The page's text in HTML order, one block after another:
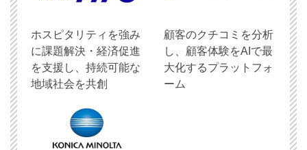
ホスピタリティを強み
に課題解決・経済促進
を支援し、持続可能な
地域社会を共創
顧客のクチコミを分析
し、顧客体験をAIで最
大化するプラットフォ
ーム